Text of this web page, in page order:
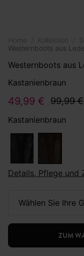
Westernboots aus
Westernboots aus
Kastanienbraun
49,99 € 99,99 €
Kastanienbraun
Details, Pflege
Wählen Sie Ihre
ZUM